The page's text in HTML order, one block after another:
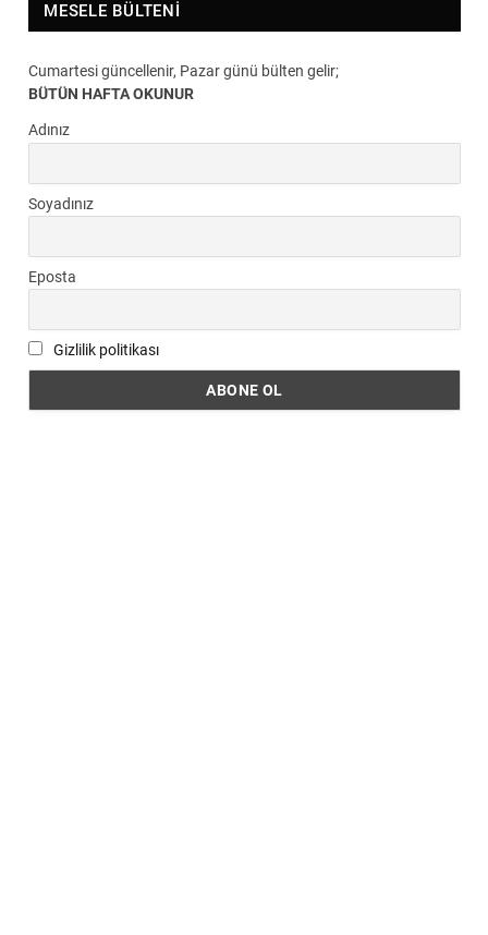
MESELE BÜLTENI
Cumartesi güncellenir, Pazar günü bülten gelir;
BÜTÜN HAFTA OKUNUR
Adınız
Soyadınız
Eposta
Gizlilik politikası